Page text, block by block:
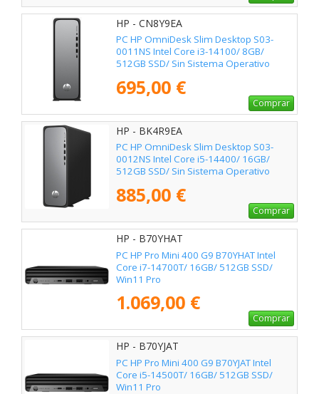
HP - CN8Y9EA
PC HP OmniDesk Slim Desktop S03-
0011NS Intel Core i3-14100/ 8GB/
512GB SSD/ Sin Sistema Operativo
695,00 €
Comprar
HP - BK4R9EA
PC HP OmniDesk Slim Desktop S03-
0012NS Intel Core i5-14400/ 16GB/
512GB SSD/ Sin Sistema Operativo
885,00 €
Comprar
HP - B70YHAT
PC HP Pro Mini 400 G9 B70YHAT Intel
Core i7-14700T/ 16GB/ 512GB SSD/
Win11 Pro
1.069,00 €
Comprar
HP - B70YJAT
PC HP Pro Mini 400 G9 B70YJAT Intel
Core i5-14500T/ 16GB/ 512GB SSD/
Win11 Pro